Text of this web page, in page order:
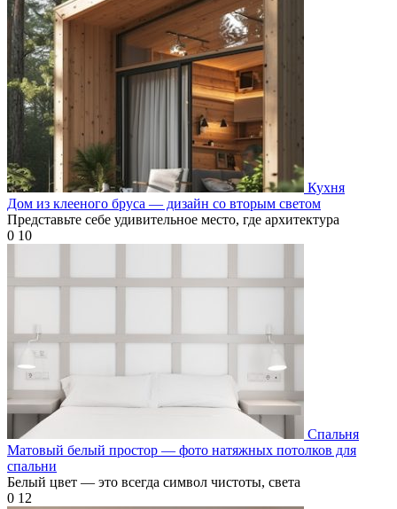
Кухня
Дом из клееного бруса — дизайн со вторым светом
Представьте себе удивительное место, где архитектура
0 10
Спальня
Матовый белый простор — фото натяжных потолков для
спальни
Белый цвет — это всегда символ чистоты, света
0 12